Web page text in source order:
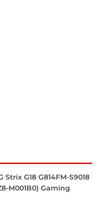
Strix G18 G814FM-S9018
M001B0) Gaming